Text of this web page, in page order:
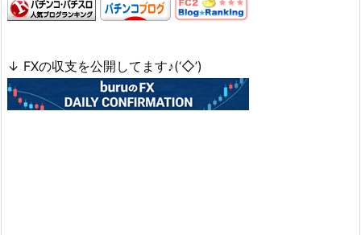
↓ FXの収支を公開してます♪(‘◇’)ゞ